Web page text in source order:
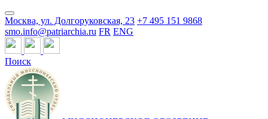
Москва, ул. Долгоруковская, 23 +7 495 151 9868
smo.info@patriarchia.ru FR ENG
Поиск